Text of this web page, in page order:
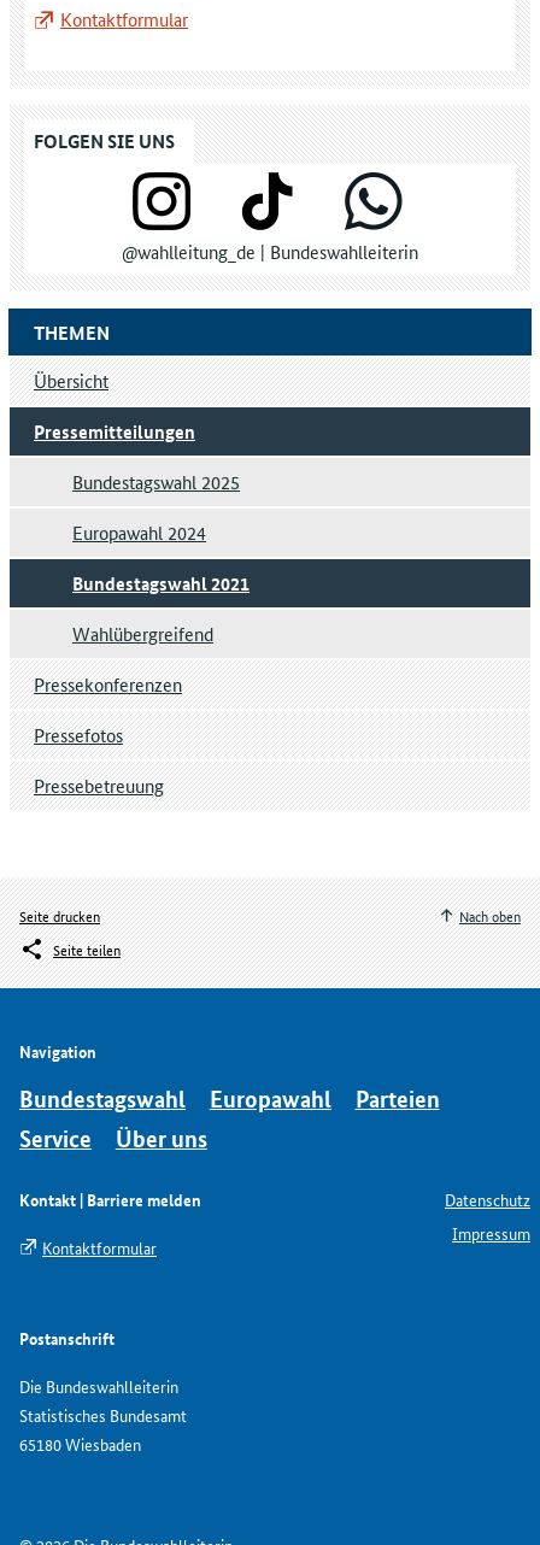
THEMEN
Übersicht
Pressemitteilungen
Bundestagswahl 2025
Europawahl 2024
Bundestagswahl 2021
Wahlübergreifend
Pressekonferenzen
Pressefotos
Pressebetreuung
Kontaktformular
FOLGEN SIE UNS
@wahlleitung_de | Bundeswahlleiterin
Seite drucken
Seite teilen
Nach oben
Navigation
Bundestagswahl Europawahl
Parteien
Service
Über uns
Kontakt | Barriere melden
Kontaktformular
Postanschrift
Die Bundeswahlleiterin
Statistisches Bundesamt
65180 Wiesbaden
Datenschutz
Impressum